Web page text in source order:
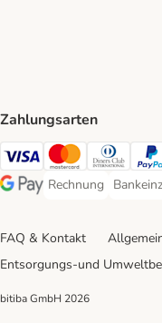
Zahlungsarten
Visa Payment Method
MastercardDiners Club
Google Pay Payment Method
Rechnung
Rechnung
FAQ & Kontakt
Entsorgungs-und
bitiba GmbH 2026